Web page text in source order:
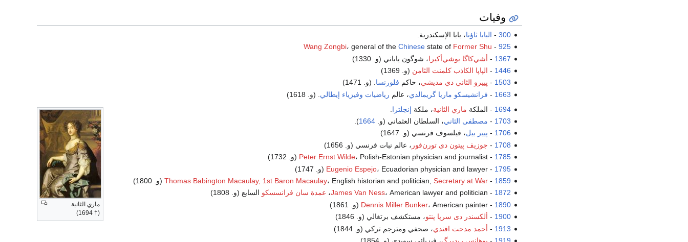
وفيات
300
- البابا ثاؤنا، بابا الإسكندرية.
925
-
Wang Zongbi، general of the Chinesestate of Former Shu
1367
- أشي‌كاگا يوشي‌أكيرا، شوگون ياباني (و. 1330)
1446
- الپاپا الكاذب كلمنت الثامن (و. 1369)
1503
- پييرو الثاني دي مديشي، حاكم فلورنسا. (و. 1471)
1663
- فرانشيسكو ماريا گريمالدي، عالم رياضيات وفيزياء إيطالي . (و. 1618)
ماري الثانية
(† 1694)
1694 - الملكة ماري الثانية، ملكة إنجلترا
1703
- مصطفى الثاني، السلطان العثماني (و.1664
).
1706
- پيير بيل، فيلسوف فرنسي (و. 1647)
1708
- جوزيف پيتون دى تورن‌فور ، عالم نبات فرنسي (و. 1656)
1785
-
Peter Ernst Wilde، Polish-Estonian physician and journalist (و. 1732)
1795
-
Eugenio Espejo، Ecuadorian physician and lawyer (و. 1747)
1859
-
Thomas Babington Macaulay, 1st Baron Macaulay، English historian and politician, Secretary at War
(و. 1800)
1872
-
James Van Ness، American lawyer and politician، عمدة سان فرانسسكو السابع (و. 1808)
1890
-
Dennis Miller Bunker، American painter (و. 1861)
1900
- ألكسندر دى سرپا پنتو، مستكشف برتغالي (و. 1846)
1913
- أحمد مدحت افندي، صحفي ومترجم تركي (و. 1844)